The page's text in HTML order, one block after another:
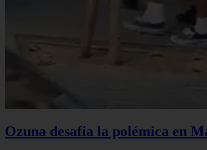
Ozuna desafía la polémica en